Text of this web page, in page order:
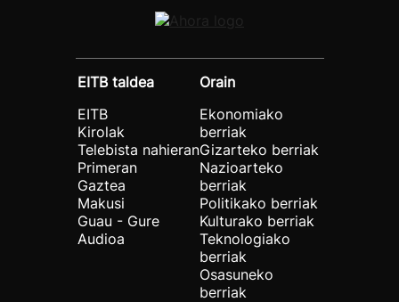
EITB taldea
EITB
Kirolak
Telebista nahieran
Primeran
Gaztea
Makusi
Guau - Gure
Audioa
Orain
Ekonomiako
berriak
Gizarteko berriak
Nazioarteko
berriak
Politikako berriak
Kulturako berriak
Teknologiako
berriak
Osasuneko
berriak